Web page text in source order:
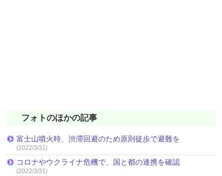
フォトのほかの記事
富士山噴火時、渋滞回避のため原則徒歩で避難を
(2022/3/31)
コロナやウクライナ危機で、国と都の連携を確認
(2022/3/31)